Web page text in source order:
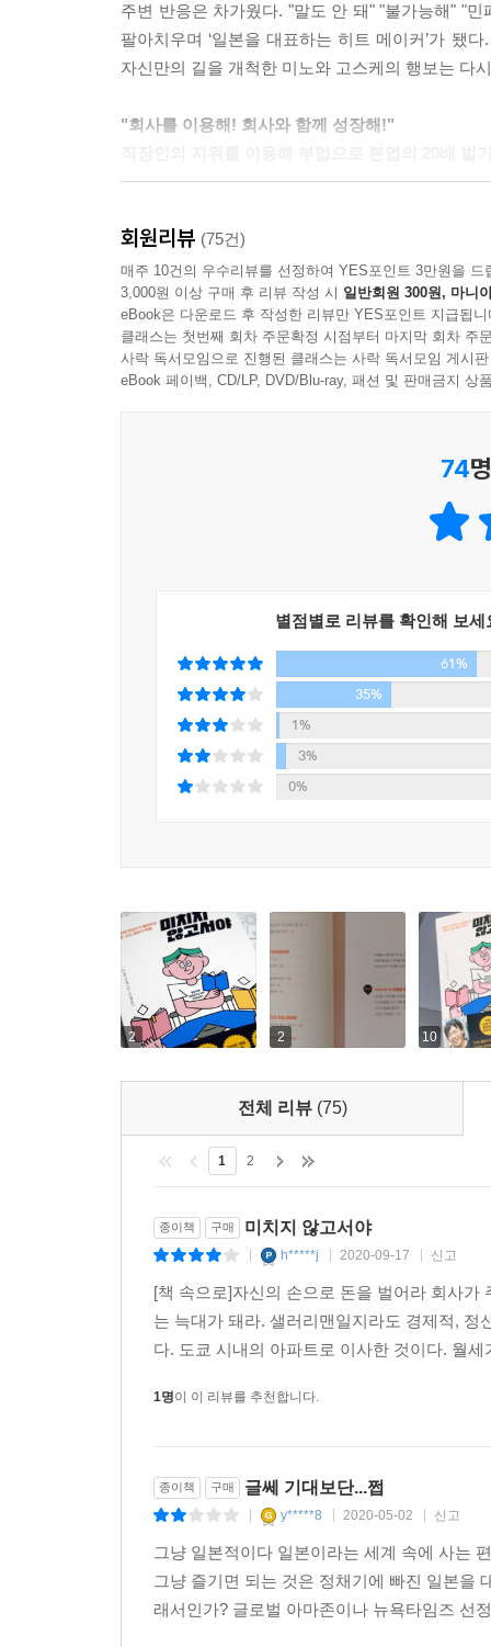
따라온다. 그것을 보고 눈에 띄고 싶어 하는 사람
특히 책 같은 콘텐츠는 기능이나 가격만 보고는
와가 편집한 책이라면 믿고 살 수 있어’ 하는 존재
렇게 다른 사람에게 바라기만 하고 시대감각이 무
서를 만드는 것이야말로 앞으로를 살아갈 인간에
회삿돈을 사용해 적자를 쌓아가며 ‘만들고 싶은
그런 사람이 만드는 책은 대개 재미도 없다. 각오
지 못하면 언젠가 끝이 난다. 자신이 좋아하는 일
편집자가 특별한 일을 한다는 환상 같은 건 사라
좋다고 생각한다. 정보의 가치가 한없이 0에 가까
동이 달라진다’ 이런 체험까지 담아내는 것이 중요
주변 반응은 차가웠다. "말도 안 돼" "불가능해" "
팔아치우며 ‘일본을 대표하는 히트 메이커’가 됐
자신만의 길을 개척한 미노와 고스케의 행보는 다
"회사를 이용해! 회사와 함께 성장해!"
확인도 하지 않았다. 곧장 부업에 뛰어들었다.
살롱을 운영하고 상품 기획에도 참여했다. 그 결과
하지만 실력이 20배가 된 것은 아니다. 차이는
아르바이트를 하는 것은 본말전도다. 시간을
‘회사라는 무대를 이용해 개인 브랜드를 쌓아간
자신의 이름을 내건 온라인 살롱 운영 노하우!
편집실'을 운영 중이다. 이들은 왜 미노와 고스
기업들과 함께 다양한 프로젝트도 진행한다. 미
블로그에 글을 쓰든지 인터뷰를 해. 이름을 팔
안주하지 않고 개인으로서 각오를 드러낸다. 이
만들고 이름을 판다.’ 그렇게 생각하는 젊은이들
괴짜, 미노와 고스케의 행보에 주목해보자.
현재 일본에서 미노와 고스케는 하나의 현상으
고스케의 등신대 입간판까지 세워져 있다. 오
열광하는 것일까.
일견 악동처럼 보이는 그는 사실 누구보다 치열
아닌 나를 위해 일하라는 메시지는 회사와 일에
회원리뷰 (75건)
매주 10건의 우수리뷰를 선정하여 YES포인트 3만원을 드
3,000원 이상 구매 후 리뷰 작성 시 일반회원 300원, 마니
eBook은 다운로드 후 작성한 리뷰만 YES포인트 지급됩니
클래스는 첫번째 회차 주문확정 시점부터 마지막 회차 주
사락 독서모임으로 진행된 클래스는 사락 독서모임 게시
eBook 페이백, CD/LP, DVD/Blu-ray, 패션 및 판매금지 상
74
별점별로 리뷰를 확인해 보세
61%
35%
1%
3%
0%
2 2 10
전체 리뷰 (75)
1 2
종이책 구매 미치지 않고서야
h*****j 2020-09-17 신고
[책 속으로]자신의 손으로 돈을 벌어라 회사
는 늑대가 돼라. 샐러리맨일지라도 경제적,
다. 도쿄 시내의 아파트로 이사한 것이다. 월
1명이 이 리뷰를 추천합니다.
종이책 구매 글쎄 기대보단...쩝
y*****8 2020-05-02 신고
그냥 일본적이다 일본이라는 세계 속에 사는
그냥 즐기면 되는 것은 정채기에 빠진 일본을
래서인가? 글로벌 아마존이나 뉴욕타임즈 선